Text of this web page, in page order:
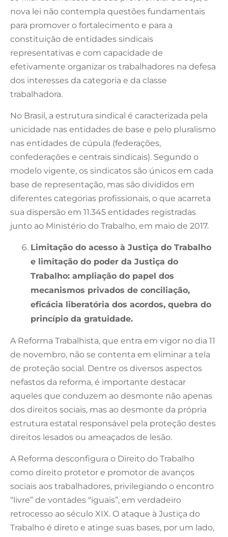
nova lei não contempla questões fundamentais
para promover o fortalecimento e para a
constituição de entidades sindicais
representativas e com capacidade de
efetivamente organizar os trabalhadores na defesa
dos interesses da categoria e da classe
trabalhadora.
No Brasil, a estrutura sindical é caracterizada pela
unicidade nas entidades de base e pelo pluralismo
nas entidades de cúpula (federações,
confederações e centrais sindicais). Segundo o
modelo vigente, os sindicatos são únicos em cada
base de representação, mas são divididos em
diferentes categorias profissionais, o que acarreta
sua dispersão em 11.345 entidades registradas
junto ao Ministério do Trabalho, em maio de 2017.
Limitação do acesso à Justiça do Trabalho
e limitação do poder da Justiça do
Trabalho: ampliação do papel dos
mecanismos privados de conciliação,
eficácia liberatória dos acordos, quebra do
princípio da gratuidade.
A Reforma Trabalhista, que entra em vigor no dia 11
de novembro, não se contenta em eliminar a tela
de proteção social. Dentre os diversos aspectos
nefastos da reforma, é importante destacar
aqueles que conduzem ao desmonte não apenas
dos direitos sociais, mas ao desmonte da própria
estrutura estatal responsável pela proteção destes
direitos lesados ou ameaçados de lesão.
A Reforma desconfigura o Direito do Trabalho
como direito protetor e promotor de avanços
sociais aos trabalhadores, privilegiando o encontro
“livre” de vontades “iguais”, em verdadeiro
retrocesso ao século XIX. O ataque à Justiça do
Trabalho é direto e atinge suas bases, por um lado,